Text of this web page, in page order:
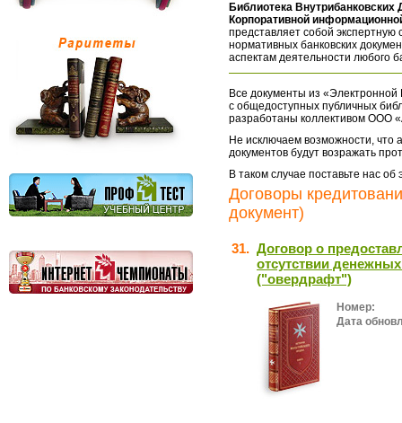
Библиотека
Корпоративной
представляет собой экспертную
нормативных банковских
аспектам деятельности любого
Все документы из «Электронной
с общедоступных публичных
разработаны коллективом ООО
Не исключаем возможности, что
документов будут возражать
В таком случае поставьте нас
Договоры
документ)
31. Договор о
отсутствии
("овердрафт")
Номер:
Дата